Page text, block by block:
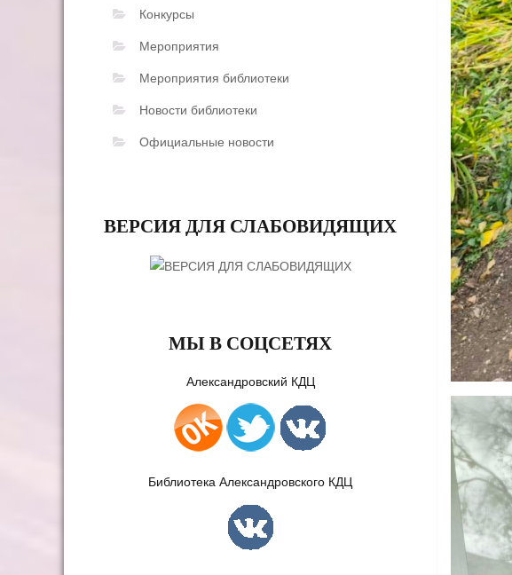
Конкурсы
Мероприятия
Мероприятия библиотеки
Новости библиотеки
Официальные новости
ВЕРСИЯ ДЛЯ СЛАБОВИДЯЩИХ
МЫ В СОЦСЕТЯХ
Александровский КДЦ
Библиотека Александровского КДЦ